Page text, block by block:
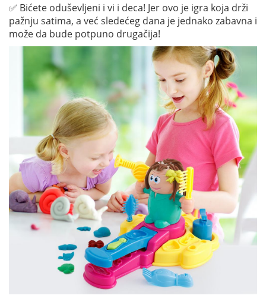
✅ Bićete oduševljeni i vi i deca! Jer ovo je igra koja drži
pažnju satima, a već sledećeg dana je jednako zabavna i
može da bude potpuno drugačija!